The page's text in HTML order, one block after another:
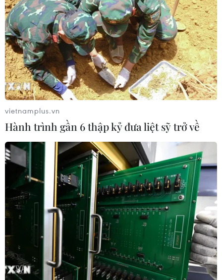
vietnamplus.vn
Hành trình gần 6 thập kỷ đưa liệt sỹ trở về